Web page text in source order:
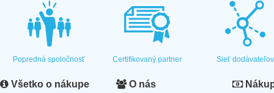
Popredná spoločnosť Certifikovaný partner Sieť dodávateľov
Všetko o nákupe O nás